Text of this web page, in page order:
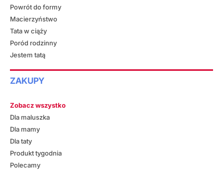
Powrót do formy
Macierzyństwo
Tata w ciąży
Poród rodzinny
Jestem tatą
ZAKUPY
Zobacz wszystko
Dla maluszka
Dla mamy
Dla taty
Produkt tygodnia
Polecamy